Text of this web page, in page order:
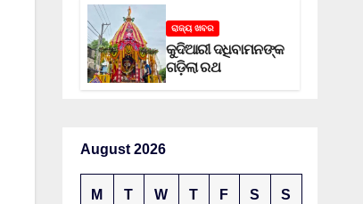
ରାଜ୍ୟ ଖବର
କୁଦିଆରୀ ଦଧିବାମନଙ୍କ
ଗଡ଼ିଲା ରଥ
August 2026
M T W T F S S